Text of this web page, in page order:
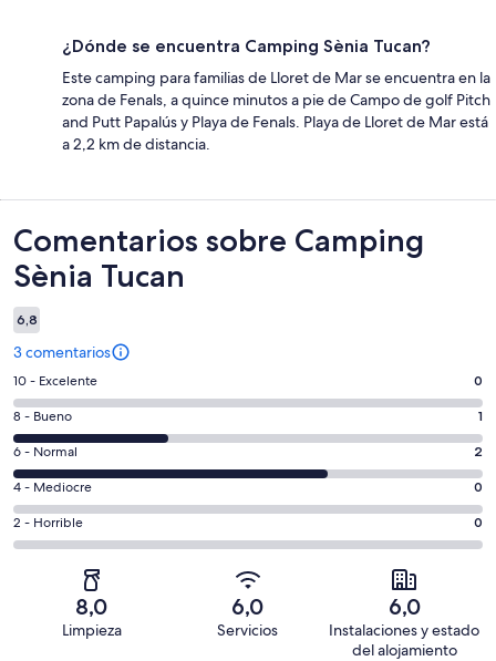
¿Dónde se encuentra Camping Sènia Tucan?
Este camping para familias de Lloret de Mar se encuentra en la
zona de Fenals, a quince minutos a pie de Campo de golf Pitch
and Putt Papalús y Playa de Fenals. Playa de Lloret de Mar está
a 2,2 km de distancia.
Comentarios
Comentarios sobre Camping
Sènia Tucan
6,8
3 comentarios
0
comentarios
de
un
total
de
3
con
puntuación
10 - Excelente 0
1
comentarios
de
un
total
de
puntuación
8 - Bueno 1
2
comentarios
de
un
total
6 - Normal 2
0
comentarios
de
4 - Mediocre 0
0
comentarios
2 - Horrible 0
8,0
Limpieza
6,0
Servicios
6,0
Instalaciones y estado
del alojamiento